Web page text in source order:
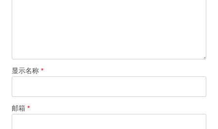
显示名称 *
邮箱 *